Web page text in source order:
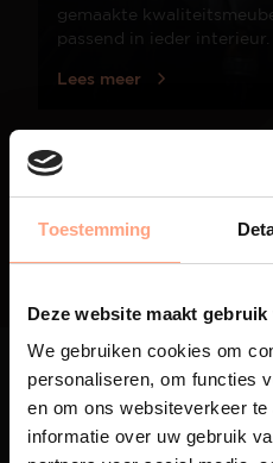
Toestemming
Deze website maakt
We gebruiken cookies om
personaliseren, om functies
en om ons websiteverkeer
informatie over uw gebruik
gemaakte
passend in ieder interieur.
Lees meer